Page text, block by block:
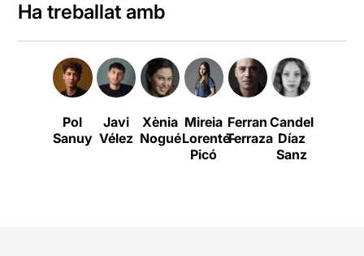
Ha treballat amb
Pol
Sanuy
Javi
Vélez
Xènia
Nogué
Mireia
Lorente-
Picó
Ferran
Terraza
Candela
Díaz
Sanz